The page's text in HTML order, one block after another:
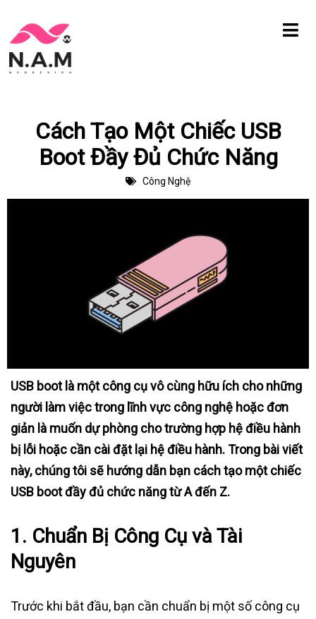
Chuyển
tới
Cách Tạo Một Chiếc USB
Boot Đầy Đủ Chức Năng
Công Nghệ
USB boot là một công cụ vô cùng hữu ích cho những
người làm việc trong lĩnh vực công nghệ hoặc đơn
giản là muốn dự phòng cho trường hợp hệ điều hành
bị lỗi hoặc cần cài đặt lại hệ điều hành. Trong bài viết
này, chúng tôi sẽ hướng dẫn bạn cách tạo một chiếc
USB boot đầy đủ chức năng từ A đến Z.
1. Chuẩn Bị Công Cụ và Tài
Nguyên
Trước khi bắt đầu, bạn cần chuẩn bị một số công cụ